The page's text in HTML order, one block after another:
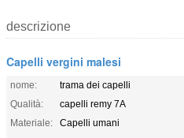
descrizione
Capelli vergini malesi
nome:
trama dei capelli
Qualità:
capelli remy 7A
Materiale:
Capelli umani